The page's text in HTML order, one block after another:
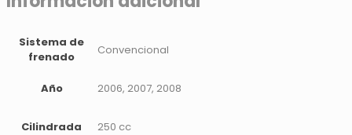
Sistema de
frenado
Convencional
Año 2006, 2007, 2008
Cilindrada 250 cc